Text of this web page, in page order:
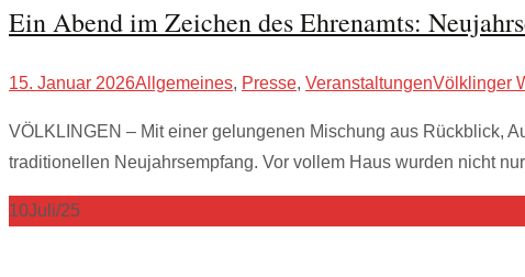
Ein Abend im Zeichen des Ehrenamts:
15. Januar 2026Allgemeines, Presse, VeranstaltungenVölklinger
VÖLKLINGEN – Mit einer gelungenen Mischung aus Rückblick,
traditionellen Neujahrsempfang. Vor vollem Haus wurden nicht nur
10Juli/25